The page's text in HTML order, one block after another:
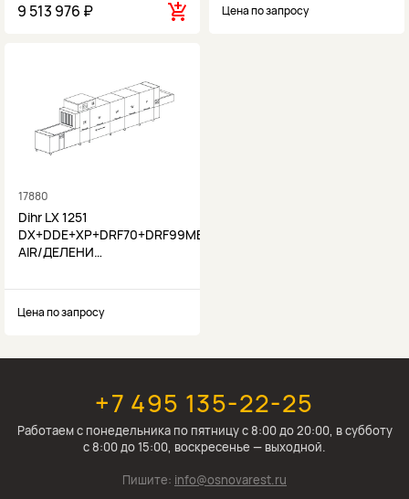
9 513 976 ₽ Цена по запросу
17880
Dihr LX 1251
DX+DDE+XP+DRF70+DRF99MB2+NZ3+NZH6+U-
AIR/ДЕЛЕНИ…
Цена по запросу
+7 495 135-22-25
Работаем c понедельника по пятницу с 8:00 до 20:00, в субботу
с 8:00 до 15:00, воскресенье — выходной.
Пишите: info@osnovarest.ru